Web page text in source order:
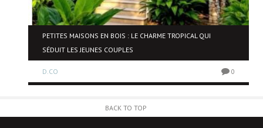
PETITES MAISONS EN BOIS : LE CHARME TROPICAL QUI
SÉDUIT LES JEUNES COUPLES
D.CO 0
BACK TO TOP